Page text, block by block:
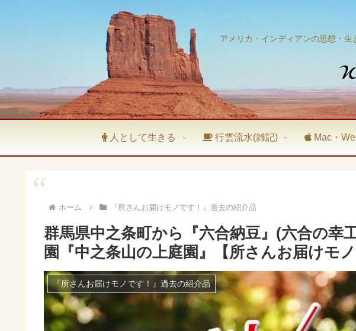
アメリカ・インディアンの思想・
人として生きる 行雲流水(雑記) Mac・
ホーム 『所さんお届けモノです！』過去の紹介品
群馬県中之条町から『六合納豆』(六合の幸
園『中之条山の上庭園』【所さんお届けモノ
『所さんお届けモノです！』過去の紹介品